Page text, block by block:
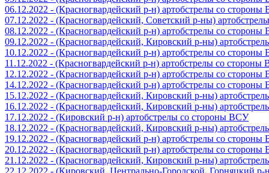
06.12.2022 - (Красногвардейский р-н) артобстрелы со
07.12.2022 - (Красногвардейский, Советский р-ны)
08.12.2022 - (Красногвардейский р-н) артобстрелы со
09.12.2022 - (Красногвардейский, Кировский р-ны)
10.12.2022 - (Красногвардейский р-н) артобстрелы со
11.12.2022 - (Красногвардейский р-н) артобстрелы со стороны
12.12.2022 - (Красногвардейский р-н) артобстрелы со
14.12.2022 - (Красногвардейский р-н) артобстрелы со
15.12.2022 - (Красногвардейский, Кировский р-ны)
16.12.2022 - (Красногвардейский, Кировский р-ны)
17.12.2022 - (Кировский р-н) артобстрелы со стороны ВСУ
18.12.2022 - (Красногвардейский, Кировский р-ны)
19.12.2022 - (Красногвардейский р-н) артобстрелы со
20.12.2022 - (Красногвардейский р-н) артобстрелы со
21.12.2022 - (Красногвардейский, Кировский р-ны)
22.12.2022 - (Кировский, Центрально-Городской, Горняцкий